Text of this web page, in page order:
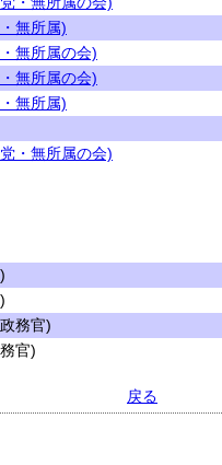
無所属)
無所属の会)
無所属の会)
無所属)
・無所属の会)
務官)
官)
戻る